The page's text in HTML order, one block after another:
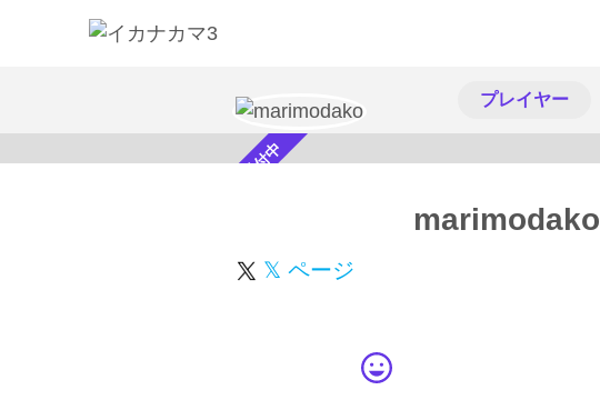
プレイヤー
スカウト受付中 marimodako
𝕏 ページ